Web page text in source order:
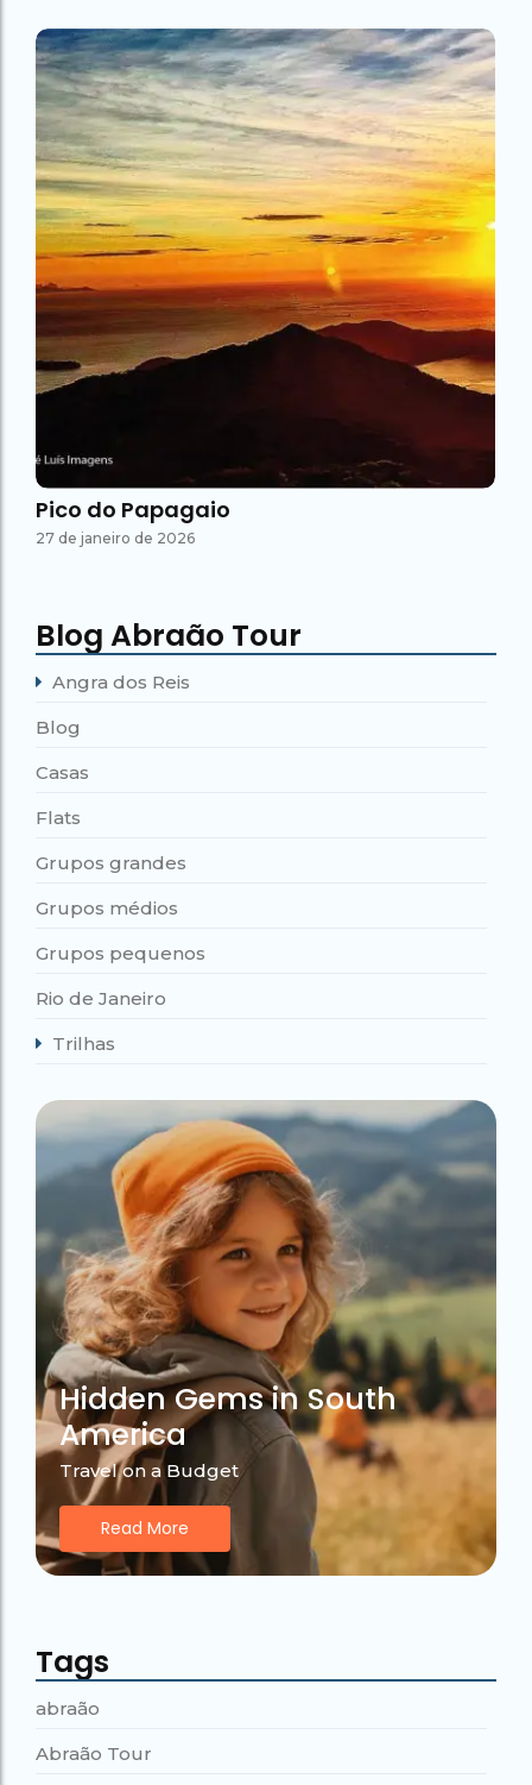
Pico do Papagaio
27 de janeiro de 2026
Blog Abraão Tour
Angra dos Reis
Blog
Casas
Flats
Grupos grandes
Grupos médios
Grupos pequenos
Rio de Janeiro
Trilhas
Hidden Gems in South
America
Travel on a Budget
Read More
Tags
abraão
Abraão Tour